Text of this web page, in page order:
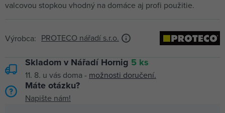
valcovou stopkou vhodný na domáce aj profi použitie.
Výrobca: PROTECO nářadí s.r.o.
Skladom v Nářadí Hornig 5 ks
11. 8. u vás doma - možnosti doručení.
Máte otázku?
Napište nám!